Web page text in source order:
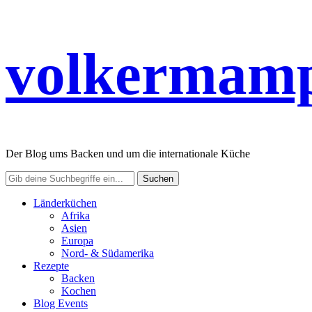
Der Blog ums Backen und um die internationale Küche
Länderküchen
Afrika
Asien
Europa
Nord- & Südamerika
Rezepte
Backen
Kochen
Blog Events